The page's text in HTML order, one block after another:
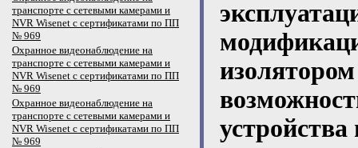
транспорте с сетевыми камерами и
NVR Wisenet с сертификатами по ПП
№ 969
Охранное видеонаблюдение на
транспорте с сетевыми камерами и
NVR Wisenet с сертификатами по ПП
№ 969
Охранное видеонаблюдение на
транспорте с сетевыми камерами и
NVR Wisenet с сертификатами по ПП
№ 969